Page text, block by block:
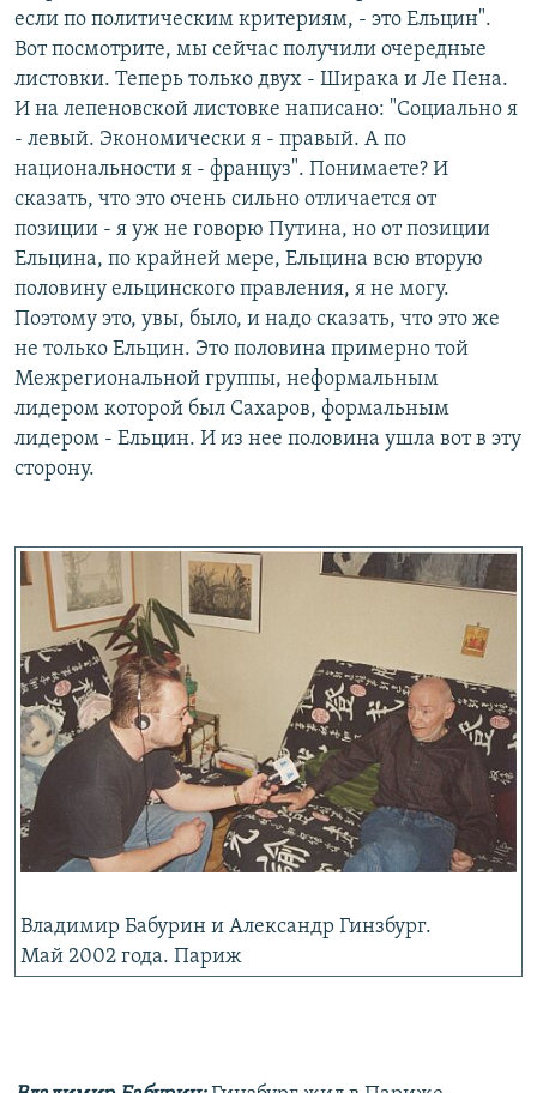
если по политическим критериям, - это Ельцин".
Вот посмотрите, мы сейчас получили очередные
листовки. Теперь только двух - Ширака и Ле Пена.
И на лепеновской листовке написано: "Социально я
- левый. Экономически я - правый. А по
национальности я - француз". Понимаете? И
сказать, что это очень сильно отличается от
позиции - я уж не говорю Путина, но от позиции
Ельцина, по крайней мере, Ельцина всю вторую
половину ельцинского правления, я не могу.
Поэтому это, увы, было, и надо сказать, что это же
не только Ельцин. Это половина примерно той
Межрегиональной группы, неформальным
лидером которой был Сахаров, формальным
лидером - Ельцин. И из нее половина ушла вот в эту
сторону.
Владимир Бабурин и Александр Гинзбург.
Май 2002 года. Париж